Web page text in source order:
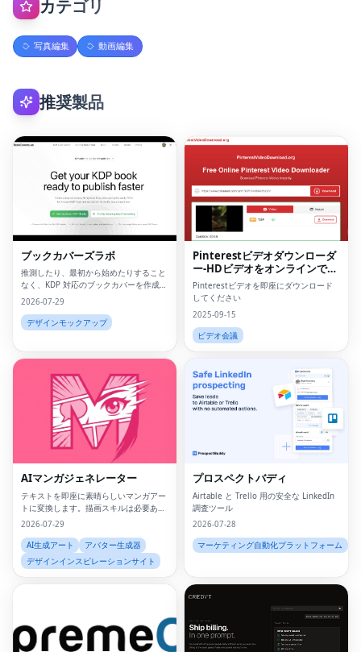
カテゴリ
写真編集 動画編集
推奨製品
ブックカバーズラボ
推測したり、最初から始めたりすること
なく、KDP 対応のブックカバーを作成、
修正、エクスポートできます。
2026-07-29
デザインモックアップ
Pinterestビデオダウンローダ
ー-HDビデオをオンラインでダ
ウンロードしてください
Pinterestビデオを即座にダウンロード
してください
2025-09-15
ビデオ会議
AIマンガジェネレーター
テキストを即座に素晴らしいマンガアー
トに変換します。描画スキルは必要あり
ません。
2026-07-29
AI生成アート
アバター生成器
デザインインスピレーションサイト
プロスペクトバディ
Airtable と Trello 用の安全な LinkedIn
調査ツール
2026-07-28
マーケティング自動化プラットフォーム